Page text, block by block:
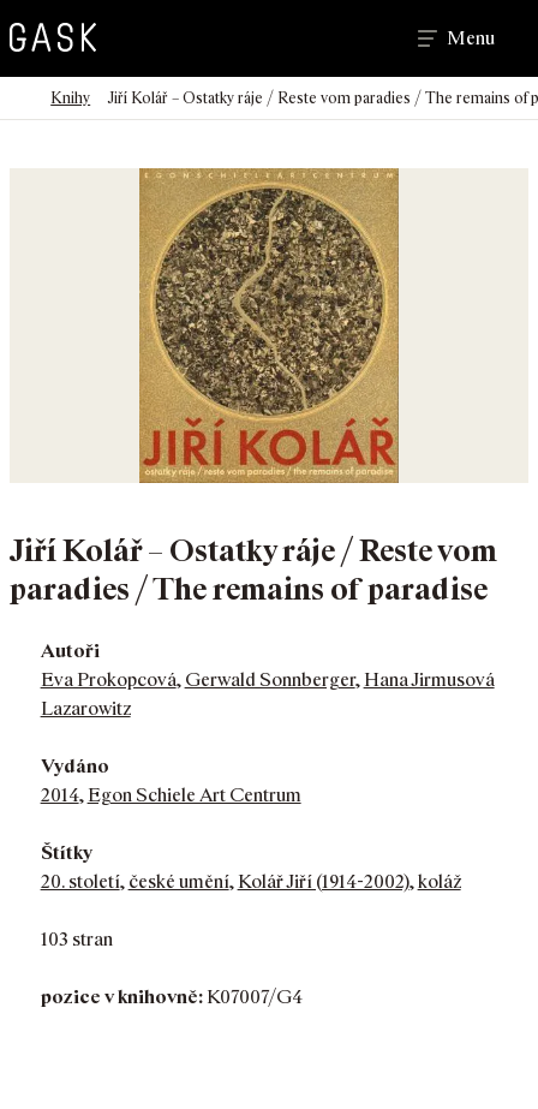
Hledat
Menu
Domů
Knihy Jiří Kolář – Ostatky ráje / Reste vom paradies / The remains of
Jiří Kolář – Ostatky ráje / Reste vom
paradies / The remains of paradise
Autoři
Eva Prokopcová, Gerwald Sonnberger, Hana Jirmusová
Lazarowitz
Vydáno
2014, Egon Schiele Art Centrum
Štítky
20. století, české umění, Kolář Jiří (1914-2002),koláž
103 stran
pozice v knihovně:K07007/G4